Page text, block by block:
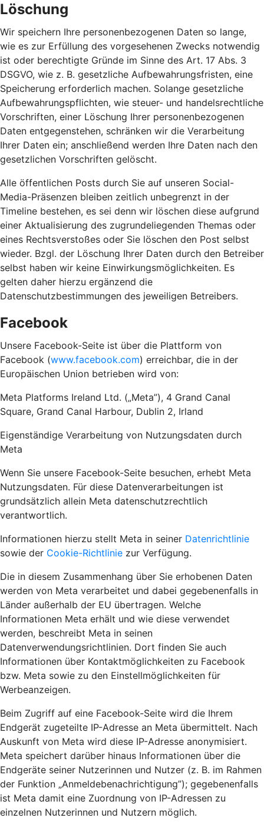
Löschung
Wir speichern Ihre personenbezogenen Daten so lange,
wie es zur Erfüllung des vorgesehenen Zwecks notwendig
ist oder berechtigte Gründe im Sinne des Art. 17 Abs. 3
DSGVO, wie z. B. gesetzliche Aufbewahrungsfristen, eine
Speicherung erforderlich machen. Solange gesetzliche
Aufbewahrungspflichten, wie steuer- und handelsrechtliche
Vorschriften, einer Löschung Ihrer personenbezogenen
Daten entgegenstehen, schränken wir die Verarbeitung
Ihrer Daten ein; anschließend werden Ihre Daten nach den
gesetzlichen Vorschriften gelöscht.
Alle öffentlichen Posts durch Sie auf unseren Social-
Media-Präsenzen bleiben zeitlich unbegrenzt in der
Timeline bestehen, es sei denn wir löschen diese aufgrund
einer Aktualisierung des zugrundeliegenden Themas oder
eines Rechtsverstoßes oder Sie löschen den Post selbst
wieder. Bzgl. der Löschung Ihrer Daten durch den Betreiber
selbst haben wir keine Einwirkungsmöglichkeiten. Es
gelten daher hierzu ergänzend die
Datenschutzbestimmungen des jeweiligen Betreibers.
Facebook
Unsere Facebook-Seite ist über die Plattform von
Facebook (www.facebook.com) erreichbar, die in der
Europäischen Union betrieben wird von:
Meta Platforms Ireland Ltd. („Meta”), 4 Grand Canal
Square, Grand Canal Harbour, Dublin 2, Irland
Eigenständige Verarbeitung von Nutzungsdaten durch
Meta
Wenn Sie unsere Facebook-Seite besuchen, erhebt Meta
Nutzungsdaten. Für diese Datenverarbeitungen ist
grundsätzlich allein Meta datenschutzrechtlich
verantwortlich.
Informationen hierzu stellt Meta in seiner Datenrichtlinie
sowie der Cookie-Richtlinie zur Verfügung.
Die in diesem Zusammenhang über Sie erhobenen Daten
werden von Meta verarbeitet und dabei gegebenenfalls in
Länder außerhalb der EU übertragen. Welche
Informationen Meta erhält und wie diese verwendet
werden, beschreibt Meta in seinen
Datenverwendungsrichtlinien. Dort finden Sie auch
Informationen über Kontaktmöglichkeiten zu Facebook
bzw. Meta sowie zu den Einstellmöglichkeiten für
Werbeanzeigen.
Beim Zugriff auf eine Facebook-Seite wird die Ihrem
Endgerät zugeteilte IP-Adresse an Meta übermittelt. Nach
Auskunft von Meta wird diese IP-Adresse anonymisiert.
Meta speichert darüber hinaus Informationen über die
Endgeräte seiner Nutzerinnen und Nutzer (z. B. im Rahmen
der Funktion „Anmeldebenachrichtigung”); gegebenenfalls
ist Meta damit eine Zuordnung von IP-Adressen zu
einzelnen Nutzerinnen und Nutzern möglich.